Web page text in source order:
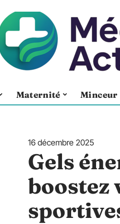
Maternité Minceur
16 décembre 2025
Gels
boostez